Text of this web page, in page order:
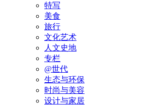
特写
美食
旅行
文化艺术
人文史地
专栏
@世代
生态与环保
时尚与美容
设计与家居